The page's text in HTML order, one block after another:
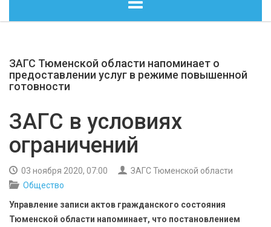
ОБЩЕСТВО
КУЛЬТУРА
БЕЗОПАСНОСТЬ
СПОРТ
АРХИВ PDF
ЗАГС Тюменской области напоминает о
предоставлении услуг в режиме повышенной
готовности
ЗАГС в условиях
ограничений
03 ноября 2020, 07:00
ЗАГС Тюменской области
Общество
Управление записи актов гражданского состояния
Тюменской области напоминает, что постановлением